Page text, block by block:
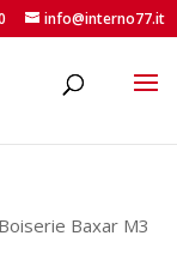
info@interno77.it
Baxar M3